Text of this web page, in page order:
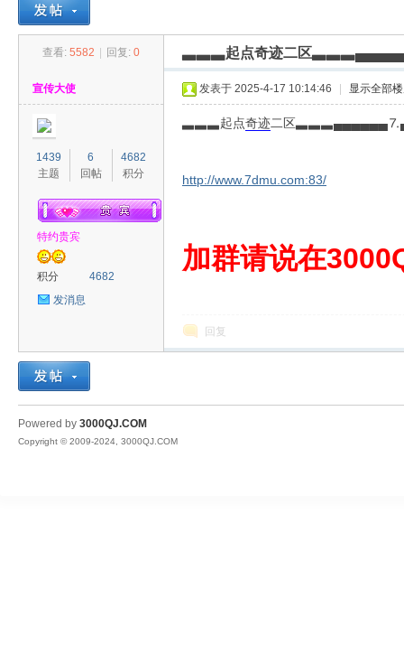
QJ
› ›
查看: 5582 回复: 0 ▃▃▃起点奇迹二区
宣传大使
1439
主题
6
回帖
4682
积分
特约贵宾
积分
4682
发消息
发表于 2025-4-17 10:14:46 显示全部
▃▃▃起点奇迹二区
http://www.7dmu.com:83/
加群请说在
回复
Powered by 3000QJ.COM
Copyright © 2009-2024, 3000QJ.COM